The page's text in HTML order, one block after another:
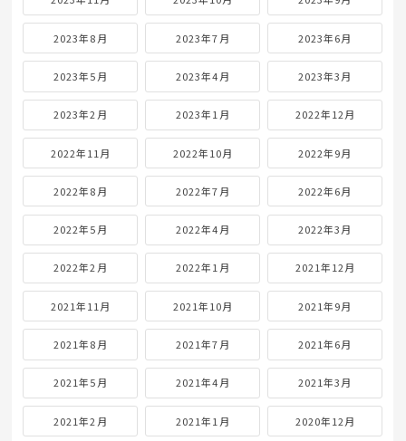
2024年11月 2024年10月 2024年9月
2024年8月 2024年7月 2024年6月
2024年5月 2024年4月 2024年3月
2024年2月 2024年1月 2023年12月
2023年11月 2023年10月 2023年9月
2023年8月 2023年7月 2023年6月
2023年5月 2023年4月 2023年3月
2023年2月 2023年1月 2022年12月
2022年11月 2022年10月 2022年9月
2022年8月 2022年7月 2022年6月
2022年5月 2022年4月 2022年3月